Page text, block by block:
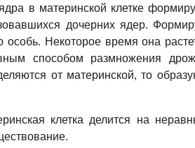
в материнской клетке
дочерних ядер.
Некоторое время она
способом размножения
от материнской, то
клетка делится на